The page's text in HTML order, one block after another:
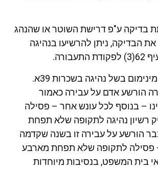
ע"פ דרישת השוטר או שהנהג
ניתן להרשיעו בנהיגה
: פסילת מינימום בשל נהיגה בשכרות 39א.
אדם על עבירה כאמור
דינו – בנוסף לכל עונש אחר – פסילה
נהיגה לתקופה שלא תפחת
על עבירה זו בשנה שקדמה
לתקופה שלא תפחת מארבע
המשפט, בנסיבות מיוחדות